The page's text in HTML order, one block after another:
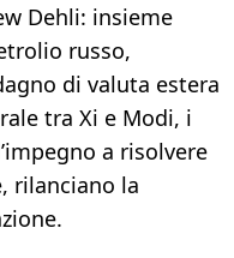
Dehli: insieme
russo,
di valuta estera
tra Xi e Modi, i
a risolvere
rilanciano la